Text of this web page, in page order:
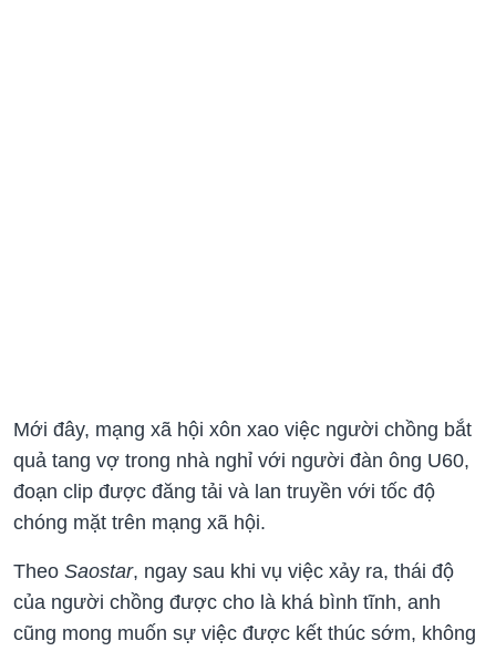
Mới đây, mạng xã hội xôn xao việc người chồng bắt
quả tang vợ trong nhà nghỉ với người đàn ông U60,
đoạn clip được đăng tải và lan truyền với tốc độ
chóng mặt trên mạng xã hội.
Theo Saostar, ngay sau khi vụ việc xảy ra, thái độ
của người chồng được cho là khá bình tĩnh, anh
cũng mong muốn sự việc được kết thúc sớm, không